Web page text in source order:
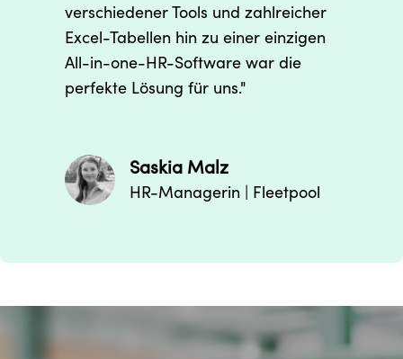
verschiedener Tools und zahlreicher
Excel-Tabellen hin zu einer einzigen
All-in-one-HR-Software war die
perfekte Lösung für uns."
Saskia Malz
HR-Managerin | Fleetpool